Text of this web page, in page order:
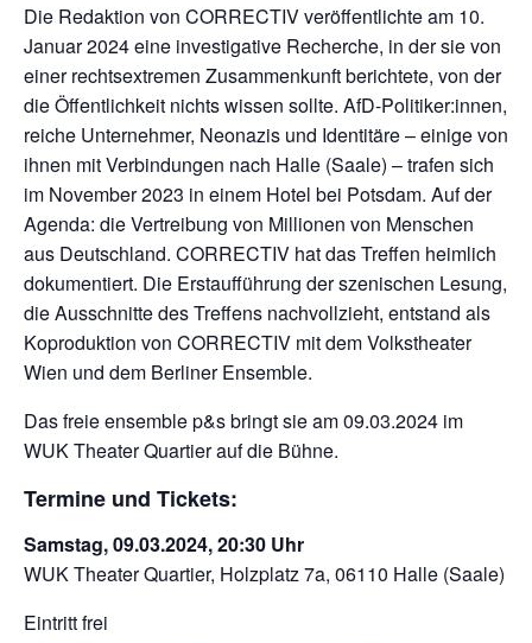
Die Redaktion von CORRECTIV veröffentlichte am 10.
Januar 2024 eine investigative Recherche, in der sie von
einer rechtsextremen Zusammenkunft berichtete, von der
die Öffentlichkeit nichts wissen sollte. AfD-Politiker:innen,
reiche Unternehmer, Neonazis und Identitäre – einige von
ihnen mit Verbindungen nach Halle (Saale) – trafen sich
im November 2023 in einem Hotel bei Potsdam. Auf der
Agenda: die Vertreibung von Millionen von Menschen
aus Deutschland. CORRECTIV hat das Treffen heimlich
dokumentiert. Die Erstaufführung der szenischen Lesung,
die Ausschnitte des Treffens nachvollzieht, entstand als
Koproduktion von CORRECTIV mit dem Volkstheater
Wien und dem Berliner Ensemble.
Das freie ensemble p&s bringt sie am 09.03.2024 im
WUK Theater Quartier auf die Bühne.
Termine und Tickets:
Samstag, 09.03.2024, 20:30 Uhr
WUK Theater Quartier, Holzplatz 7a, 06110 Halle (Saale)
Eintritt frei